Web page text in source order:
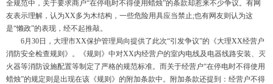
全规范中，关于要求商户“在停电时不得使用蜡烛”的条款却惹来不少争议。有网
友表示理解，认为XX多为木结构，一些危险用具应当禁止;也有网友则认为这
是“懒政”的表现，经不起推敲。
6月 30日，大理市XX保护管理局向提供了此次“引发争议”的《大理XX经营户
消防安全检查规则》。《规则》中对XX内经营户的室内电线及电器线路安装、灭
火器等消防设施配置等制定了严格的规范标准。而关于经营户“在停电时不得使用
蜡烛”的规定则是出现在该《规则》的附加条款中。附加条款还提到：经营户不得